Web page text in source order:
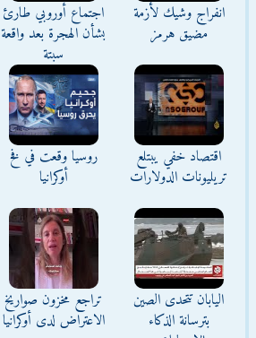
انفراج وشيك لأزمة
مضيق هرمز
اجتماع أوروبي طارئ
بشأن الهجرة بعد واقعة
سبتة
اقتصاد خفي يبتلع
تريليونات الدولارات
روسيا وقعت في فخ
أوكرانيا
اليابان تتحدى الصين
بترسانة الذكاء
تراجع مخزون صواريخ
الاعتراض لدى أوكرانيا